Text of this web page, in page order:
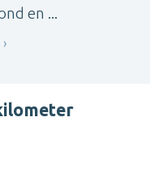
en ...